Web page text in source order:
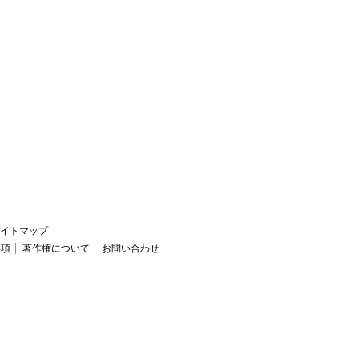
トマップ
著作権について お問い合わせ